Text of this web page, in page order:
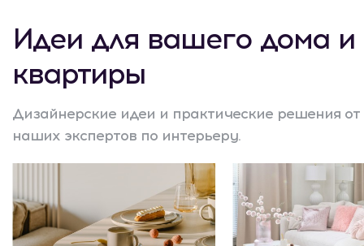
Идеи для вашего дома и
квартиры
Дизайнерские идеи и практические решения от
наших экспертов по интерьеру.